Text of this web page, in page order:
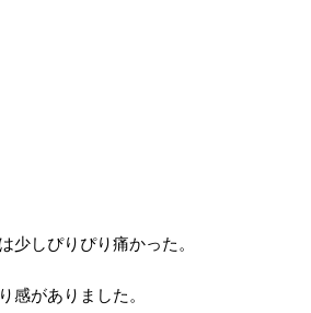
少しぴりぴり痛かった。
感がありました。